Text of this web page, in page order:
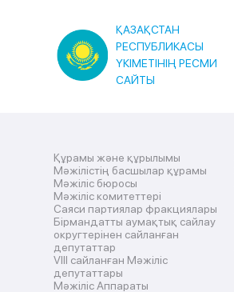
ҚАЗАҚСТАН
РЕСПУБЛИКАСЫ
ҮКІМЕТІНІҢ РЕСМИ
САЙТЫ
Құрамы және құрылымы
Мәжілістің басшылар құрамы
Мәжіліс бюросы
Мәжіліс комитеттері
Саяси партиялар фракциялары
Бірмандатты аумақтық сайлау
округтерінен сайланған
депутаттар
VIII сайланған Мәжіліс
депутаттары
Мәжіліс Аппараты